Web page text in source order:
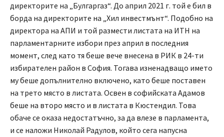
директорите на „Булгаргаз“. До април 2021 г. той е бил в
борда на директорите на „Хил инвестмънт“. Подобно на
директора на АПИ и той размести листата на ИТН на
парламентарните избори през април в последния
момент, след като тя беше вече внесена в РИК в 24-ти
избирателен район в София. Тогава изненадващо името
му беше допълнително включено, като беше поставен
на трето място в листата. Освен в софийската Адамов
беше на второ място и в листата в Кюстендил. Това
обаче се оказа недостатъчно, за да влезе в парламента,
и се наложи Николай Радулов, който сега напусна